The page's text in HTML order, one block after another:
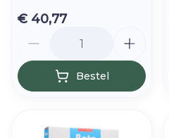
€ 40,77
Bestel